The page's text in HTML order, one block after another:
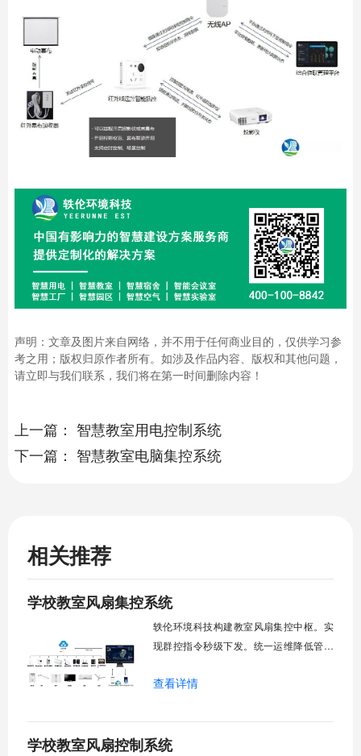
声明：文章及图片来自网络，并不用于任何商业目的，仅供学习参
考之用；版权归原作者所有。如涉及作品内容、版权和其他问题，
请立即与我们联系，我们将在第一时间删除内容！
上一篇： 智慧教室用电控制系统
下一篇： 智慧教室电脑集控系统
相关推荐
学校教室风扇集控系统
轶伦环境科技构建教室风扇集控中枢。实
现群控指令秒级下发。统一运维降低管理
巡检盲区。保障教学环境温湿度适宜。数
块清单：远程集中控制。智能定时调度。
环境自适应调节。能耗监测统计。故障预
查看详情
学校教室风扇控制系统